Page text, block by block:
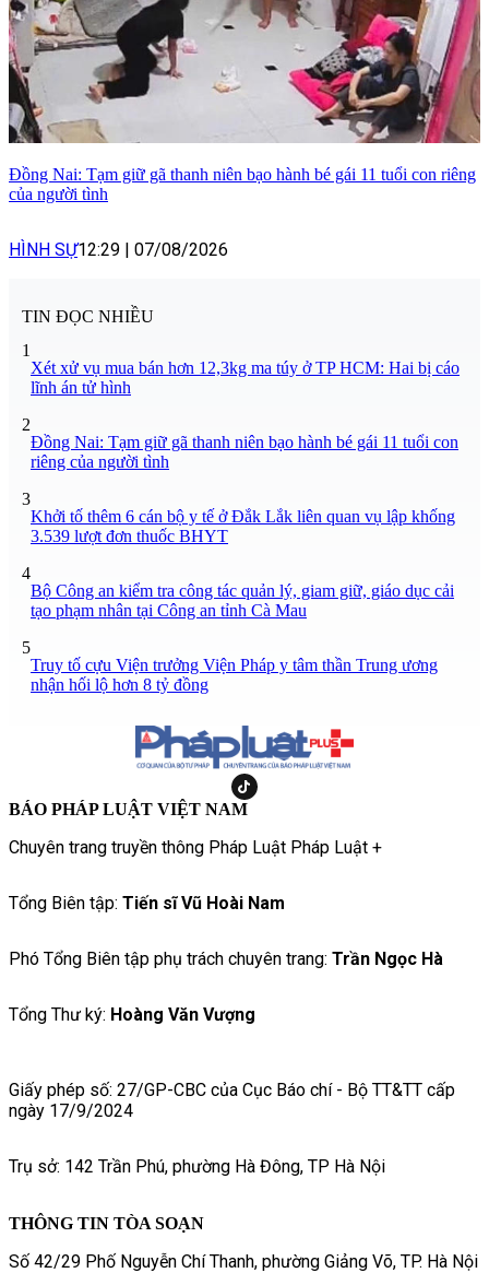
Đồng Nai: Tạm giữ gã thanh niên bạo hành bé gái 11 tuổi con riêng
của người tình
HÌNH SỰ12:29 07/08/2026
TIN ĐỌC NHIỀU
1
Xét xử vụ mua bán hơn 12,3kg ma túy ở TP HCM: Hai bị cáo
lĩnh án tử hình
2
Đồng Nai: Tạm giữ gã thanh niên bạo hành bé gái 11 tuổi con
riêng của người tình
3
Khởi tố thêm 6 cán bộ y tế ở Đắk Lắk liên quan vụ lập khống
3.539 lượt đơn thuốc BHYT
4
Bộ Công an kiểm tra công tác quản lý, giam giữ, giáo dục cải
tạo phạm nhân tại Công an tỉnh Cà Mau
5
Truy tố cựu Viện trưởng Viện Pháp y tâm thần Trung ương
nhận hối lộ hơn 8 tỷ đồng
BÁO PHÁP LUẬT VIỆT NAM
Chuyên trang truyền thông Pháp Luật Pháp Luật +
Tổng Biên tập: Tiến sĩ Vũ Hoài Nam
Phó Tổng Biên tập phụ trách chuyên trang: Trần Ngọc Hà
Tổng Thư ký: Hoàng Văn Vượng
Giấy phép số: 27/GP-CBC của Cục Báo chí - Bộ TT&TT cấp
ngày 17/9/2024
Trụ sở: 142 Trần Phú, phường Hà Đông, TP Hà Nội
THÔNG TIN TÒA SOẠN
Số 42/29 Phố Nguyễn Chí Thanh, phường Giảng Võ, TP. Hà Nội